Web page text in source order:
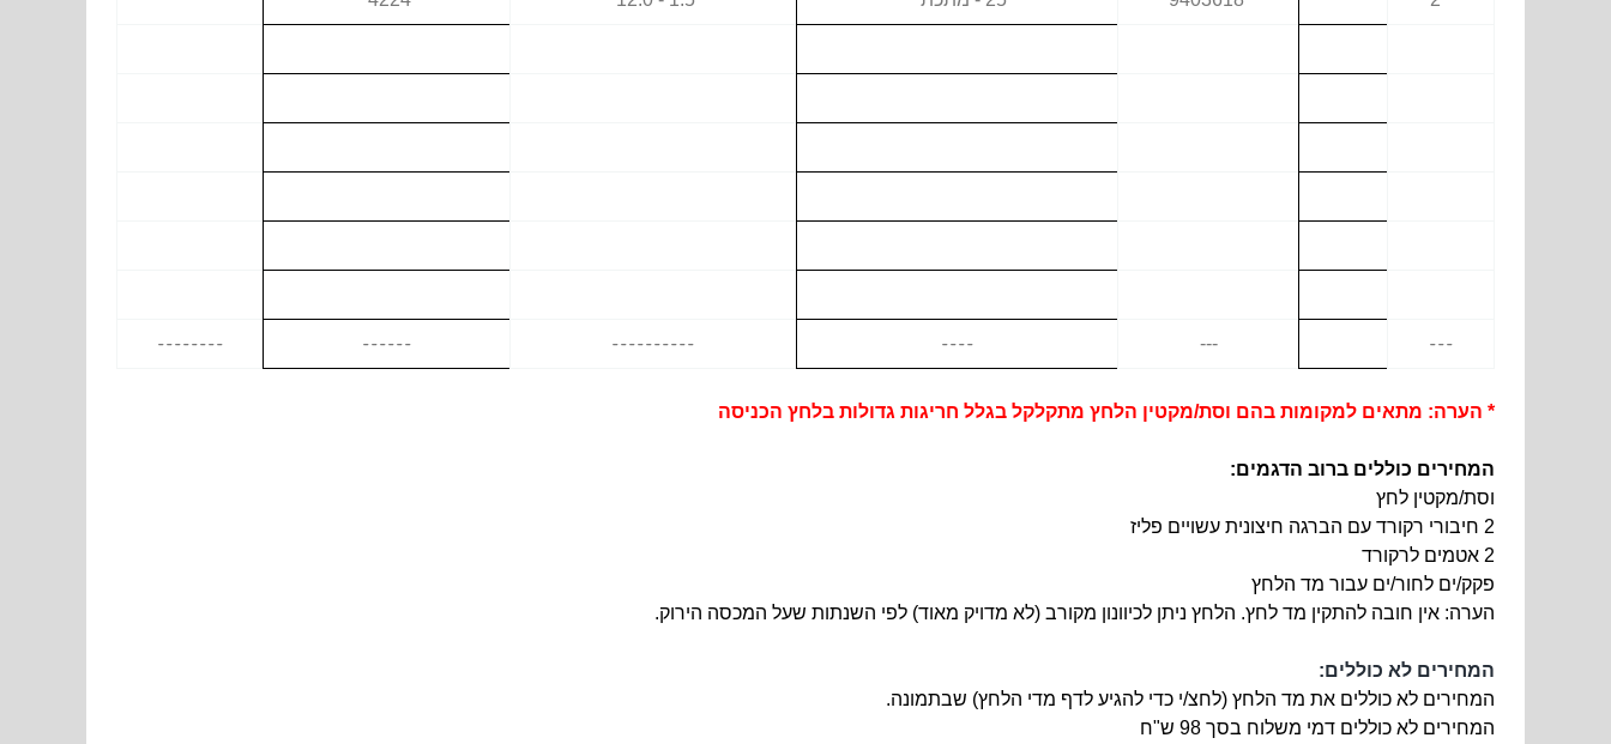
---
---
----
----------
------
--------
* הערה: מתאים למקומות בהם וסת/מקטין הלחץ מתקלקל בגלל חריגות גדולות בלחץ הכניסה
המחירים כוללים ברוב הדגמים:
וסת/מקטין לחץ
2 חיבורי רקורד עם הברגה חיצונית עשויים פליז
2 אטמים לרקורד
פקק/ים לחור/ים עבור מד הלחץ
הערה: אין חובה להתקין מד לחץ. הלחץ ניתן לכיוונון מקורב (לא מדויק מאוד) לפי השנתות שעל המכסה הירוק.
המחירים לא כוללים:
המחירים לא כוללים את מד הלחץ (לחצ/י כדי להגיע לדף מדי הלחץ) שבתמונה.
המחירים לא כוללים דמי משלוח בסך 98 ש"ח